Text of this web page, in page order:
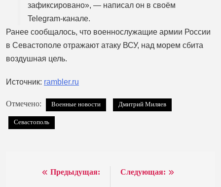
зафиксировано», — написал он в своём
Telegram-канале.
Ранее сообщалось, что военнослужащие армии России
в Севастополе отражают атаку ВСУ, над морем сбита
воздушная цель.
Источник: rambler.ru
Отмечено: Военные новости Дмитрий Миляев
Севастополь
НавигацияПредыдущая: Следующая: